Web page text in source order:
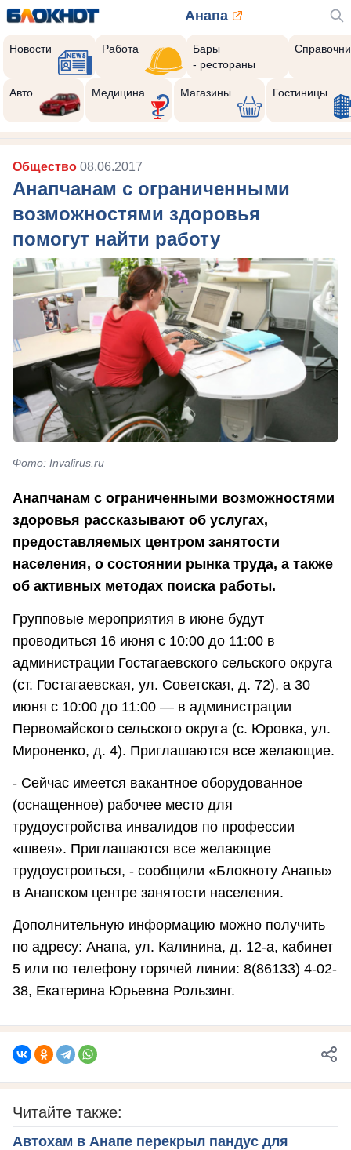
Анапа
Новости Работа
Бары
- рестораны
Авто Медицина Магазины Гостиницы
Общество 08.06.2017
Анапчанам с ограниченными
возможностями здоровья
помогут найти работу
Фото: Invalirus.ru
Анапчанам с ограниченными возможностями
здоровья рассказывают об услугах,
предоставляемых центром занятости
населения, о состоянии рынка труда, а также
об активных методах поиска работы.
Групповые мероприятия в июне будут
проводиться 16 июня с 10:00 до 11:00 в
администрации Гостагаевского сельского округа
(ст. Гостагаевская, ул. Советская, д. 72), а 30
июня с 10:00 до 11:00 — в администрации
Первомайского сельского округа (с. Юровка, ул.
Мироненко, д. 4). Приглашаются все желающие.
- Сейчас имеется вакантное оборудованное
(оснащенное) рабочее место для
трудоустройства инвалидов по профессии
«швея». Приглашаются все желающие
трудоустроиться, - сообщили «Блокноту Анапы»
в Анапском центре занятости населения.
Дополнительную информацию можно получить
по адресу: Анапа, ул. Калинина, д. 12-а, кабинет
5 или по телефону горячей линии: 8(86133) 4-02-
38, Екатерина Юрьевна Рользинг.
Читайте также:
Автохам в Анапе перекрыл пандус для